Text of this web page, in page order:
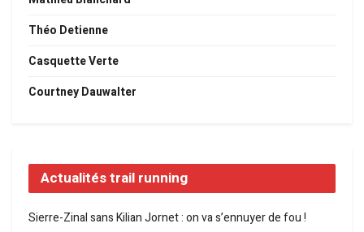
Théo Detienne
Casquette Verte
Courtney Dauwalter
Actualités trail running
Sierre-Zinal sans Kilian Jornet : on va s’ennuyer de fou !